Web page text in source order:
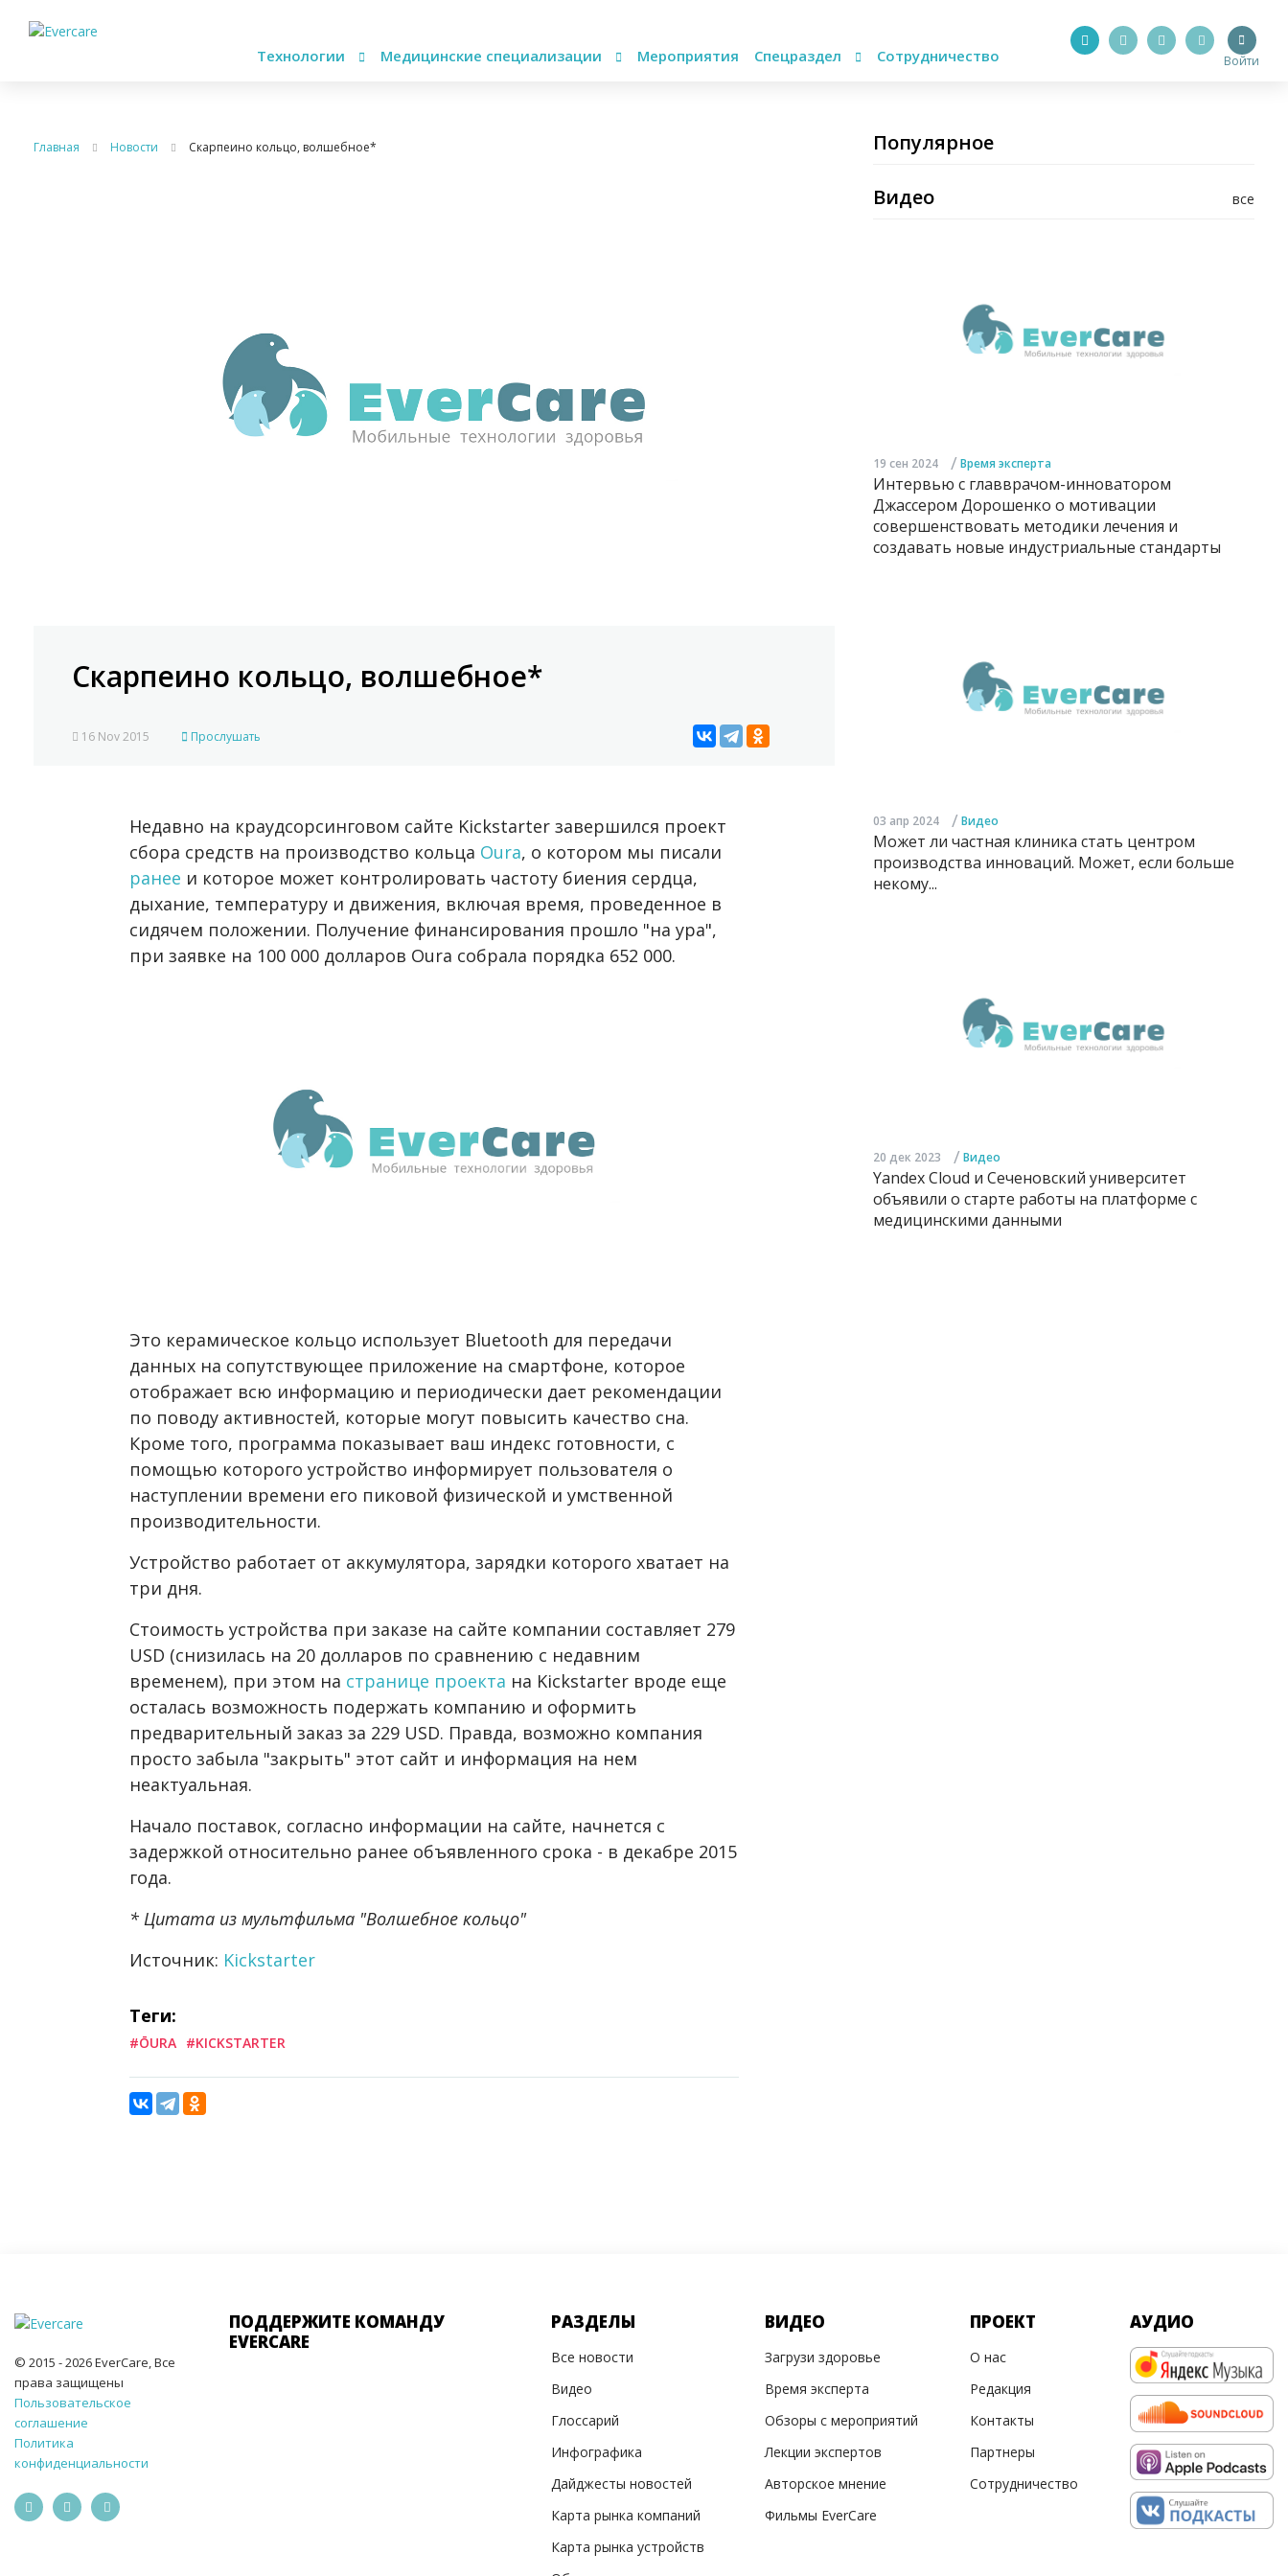
Технологии Медицинские специализации Мероприятия Спецраздел Сотрудничество Войти
Главная Новости Скарпеино кольцо, волшебное*
Скарпеино кольцо, волшебное*
16 Nov 2015 Прослушать
Недавно на краудсорсинговом сайте Kickstarter завершился проект
сбора средств на производство кольца Oura, о котором мы писали
ранее и которое может контролировать частоту биения сердца,
дыхание, температуру и движения, включая время, проведенное в
сидячем положении. Получение финансирования прошло "на ура",
при заявке на 100 000 долларов Oura собрала порядка 652 000.
Это керамическое кольцо использует Bluetooth для передачи
данных на сопутствующее приложение на смартфоне, которое
отображает всю информацию и периодически дает рекомендации
по поводу активностей, которые могут повысить качество сна.
Кроме того, программа показывает ваш индекс готовности, с
помощью которого устройство информирует пользователя о
наступлении времени его пиковой физической и умственной
производительности.
Устройство работает от аккумулятора, зарядки которого хватает на
три дня.
Стоимость устройства при заказе на сайте компании составляет 279
USD (снизилась на 20 долларов по сравнению с недавним
временем), при этом на странице проекта на Kickstarter вроде еще
осталась возможность подержать компанию и оформить
предварительный заказ за 229 USD. Правда, возможно компания
просто забыла "закрыть" этот сайт и информация на нем
неактуальная.
Начало поставок, согласно информации на сайте, начнется с
задержкой относительно ранее объявленного срока - в декабре 2015
года.
* Цитата из мультфильма "Волшебное кольцо"
Источник: Kickstarter
Теги:
#ŌURA #KICKSTARTER
Популярное
все
Видео
19 сен 2024 / Время эксперта
Интервью с главврачом-инноватором
Джассером Дорошенко о мотивации
совершенствовать методики лечения и
создавать новые индустриальные стандарты
03 апр 2024 / Видео
Может ли частная клиника стать центром
производства инноваций. Может, если больше
некому...
20 дек 2023 / Видео
Yandex Cloud и Сеченовский университет
объявили о старте работы на платформе с
медицинскими данными
© 2015 - 2026 EverCare, Все
права защищены
Пользовательское
соглашение
Политика
конфиденциальности
ПОДДЕРЖИТЕ КОМАНДУ
EVERCARE
РАЗДЕЛЫ
Все новости
Видео
Глоссарий
Инфографика
Дайджесты новостей
Карта рынка компаний
Карта рынка устройств
ВИДЕО
Загрузи здоровье
Время эксперта
Обзоры с мероприятий
Лекции экспертов
Авторское мнение
Фильмы EverCare
ПРОЕКТ
О нас
Редакция
Контакты
Партнеры
Сотрудничество
АУДИО